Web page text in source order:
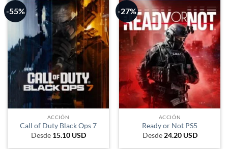
-55%
ACCIÓN
Call of Duty Black Ops 7
Desde 15.10 USD
-27%
ACCIÓN
Ready or Not PS5
Desde 24.20 USD